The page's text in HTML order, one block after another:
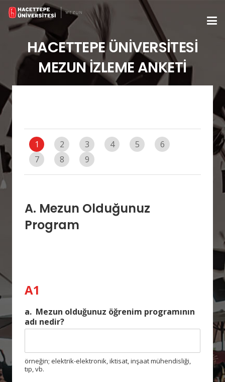
HACETTEPE ÜNİVERSİTESİ
MEZUN İZLEME ANKETİ
1 2 3 4 5
6
7
8 9
A. Mezun Olduğunuz
Program
A1
a. Mezun olduğunuz öğrenim programının
adı nedir?
örneğin; elektrik-elektronik, iktisat, inşaat mühendisliği,
tıp, vb.